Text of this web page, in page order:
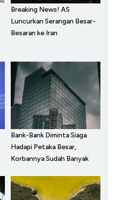
Breaking News! AS
Luncurkan Serangan Besar-
Besaran ke Iran
Bank-Bank Diminta Siaga
Hadapi Petaka Besar,
Korbannya Sudah Banyak